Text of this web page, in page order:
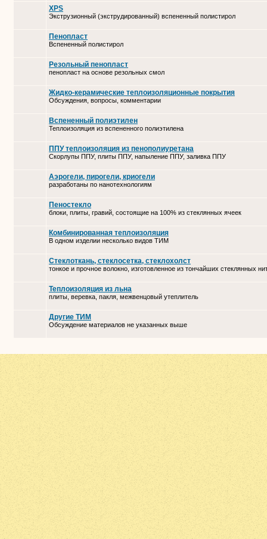
XPS
Экструзионный (экструдированный) вспененный полистирол
Пенопласт
Вспененный полистирол
Резольный пенопласт
пенопласт на основе резольных смол
Жидко-керамические теплоизоляционные покрытия
Обсуждения, вопросы, комментарии
Вспененный полиэтилен
Теплоизоляция из вспененного полиэтилена
ППУ теплоизоляция из пенополиуретана
Скорлупы ППУ, плиты ППУ, напыление ППУ, заливка ППУ
Аэрогели, пирогели, криогели
разработаны по нанотехнологиям
Пеностекло
блоки, плиты, гравий, состоящие на 100% из стеклянных ячеек
Комбинированная теплоизоляция
В одном изделии несколько видов ТИМ
Стеклоткань, стеклосетка, cтеклохолст
тонкое и прочное волокно, изготовленное из тончайших стеклянных
Теплоизоляция из льна
плиты, веревка, пакля, межвенцовый утеплитель
Другие ТИМ
Обсуждение материалов не указанных выше